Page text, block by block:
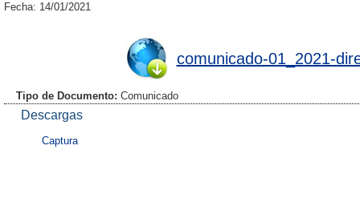
Fecha: 14/01/2021
comunicado-01_2021-
Tipo de Documento: Comunicado
Descargas
Captura